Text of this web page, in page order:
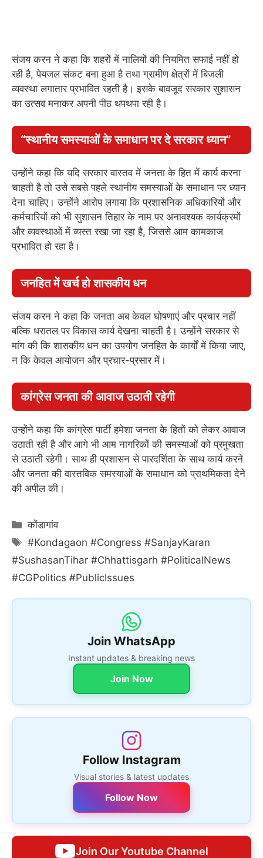
संजय करन ने कहा कि शहरों में नालियों की नियमित सफाई नहीं हो
रही है, पेयजल संकट बना हुआ है तथा ग्रामीण क्षेत्रों में बिजली
व्यवस्था लगातार प्रभावित रहती है। इसके बावजूद सरकार सुशासन
का उत्सव मनाकर अपनी पीठ थपथपा रही है।
“स्थानीय समस्याओं के समाधान पर दे सरकार ध्यान”
उन्होंने कहा कि यदि सरकार वास्तव में जनता के हित में कार्य करना
चाहती है तो उसे सबसे पहले स्थानीय समस्याओं के समाधान पर ध्यान
देना चाहिए। उन्होंने आरोप लगाया कि प्रशासनिक अधिकारियों और
कर्मचारियों को भी सुशासन तिहार के नाम पर अनावश्यक कार्यक्रमों
और व्यवस्थाओं में व्यस्त रखा जा रहा है, जिससे आम कामकाज
प्रभावित हो रहा है।
जनहित में खर्च हो शासकीय धन
संजय करन ने कहा कि जनता अब केवल घोषणाएं और प्रचार नहीं
बल्कि धरातल पर विकास कार्य देखना चाहती है। उन्होंने सरकार से
मांग की कि शासकीय धन का उपयोग जनहित के कार्यों में किया जाए,
न कि केवल आयोजन और प्रचार-प्रसार में।
कांग्रेस जनता की आवाज उठाती रहेगी
उन्होंने कहा कि कांग्रेस पार्टी हमेशा जनता के हितों को लेकर आवाज
उठाती रही है और आगे भी आम नागरिकों की समस्याओं को प्रमुखता
से उठाती रहेगी। साथ ही प्रशासन से पारदर्शिता के साथ कार्य करने
और जनता की वास्तविक समस्याओं के समाधान को प्राथमिकता देने
की अपील की।
Categories
कोंडागांव
Tags
#Kondagaon #Congress #SanjayKaran
#SushasanTihar #Chhattisgarh #PoliticalNews
#CGPolitics #PublicIssues
Join WhatsApp
Instant updates & breaking news
Join Now
Follow Instagram
Visual stories & latest updates
Follow Now
Join Our Youtube Channel